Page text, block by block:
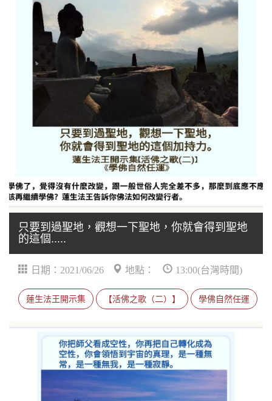
只要到過聖地，觀想一下聖地，你就會得到聖地
的這個.....
日期：2021/06/26 地點： 13:00(台灣時間)
蓮生法王開示集 【活佛之歌（二）】 學佛自然任運